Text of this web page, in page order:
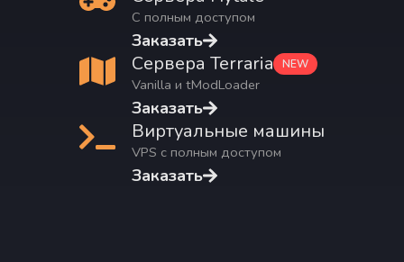
С полным доступом
Заказать
Сервера Terraria NEW
Vanilla и tModLoader
Заказать
Виртуальные машины
VPS с полным доступом
Заказать